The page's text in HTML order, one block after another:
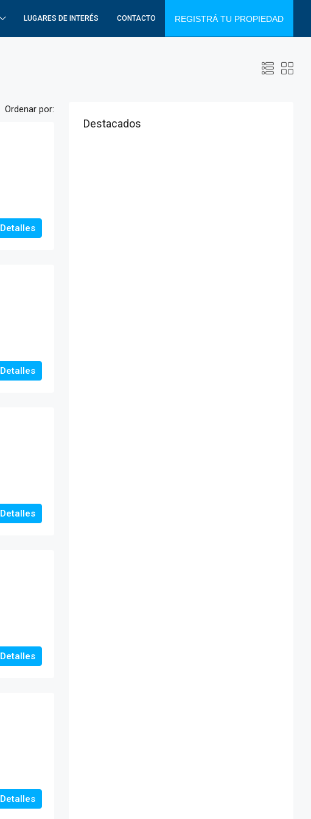
LUGARES DE INTERÉS CONTACTO REGISTRÁ TU PROPIEDAD
Ordenar por:
Detalles
Detalles
Detalles
Detalles
Detalles
Destacados